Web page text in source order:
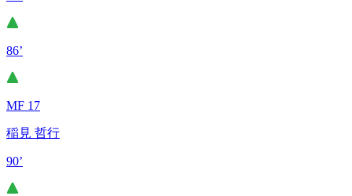
86’
MF 17
稲見 哲行
90’